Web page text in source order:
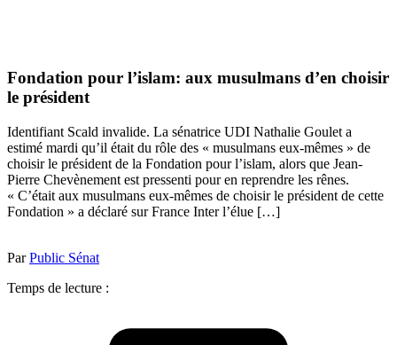
Fondation pour l’islam: aux musulmans d’en choisir
le président
Identifiant Scald invalide. La sénatrice UDI Nathalie Goulet a
estimé mardi qu’il était du rôle des « musulmans eux-mêmes » de
choisir le président de la Fondation pour l’islam, alors que Jean-
Pierre Chevènement est pressenti pour en reprendre les rênes.
« C’était aux musulmans eux-mêmes de choisir le président de cette
Fondation » a déclaré sur France Inter l’élue […]
ParPublic Sénat
Temps de lecture :